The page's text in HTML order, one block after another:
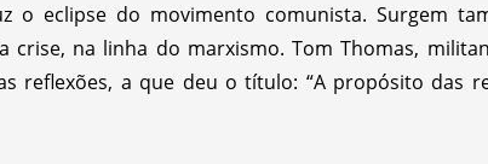
o eclipse do movimento comunista. Surgem
na linha do marxismo. Tom Thomas,
reflexões, a que deu o título: “A propósito das